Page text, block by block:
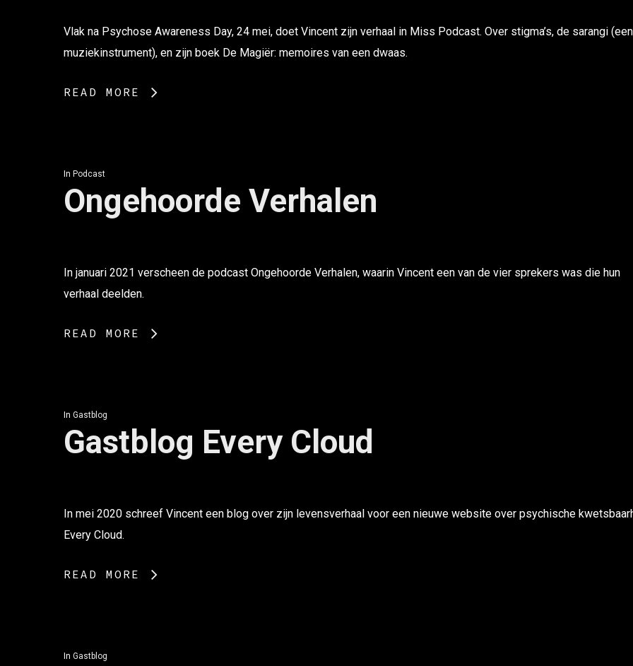
Vlak na Psychose Awareness Day, 24 mei, doet Vincent zijn verhaal in Miss Podcast. Over stigma’s, de sarangi (een
muziekinstrument), en zijn boek De Magiër: memoires van een dwaas.
READ MORE
In Podcast
Ongehoorde Verhalen
In januari 2021 verscheen de podcast Ongehoorde Verhalen, waarin Vincent een van de vier sprekers was die hun
verhaal deelden.
READ MORE
In Gastblog
Gastblog Every Cloud
In mei 2020 schreef Vincent een blog over zijn levensverhaal voor een nieuwe website over psychische
Every Cloud.
READ MORE
In Gastblog